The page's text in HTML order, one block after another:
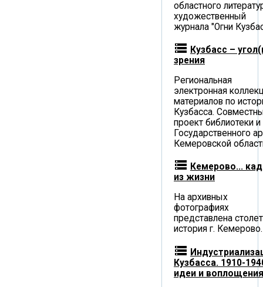
областного
художественный
журнала "Огни
storage Кузбасс –
зрения
Региональная
электронная
материалов по
Кузбасса.
проект библиотеки и
Государственного
Кемеровской
storage Кемерово...
из жизни
На архивных
фотографиях
представлена
история г. Кемерово.
storage
Кузбасса. 1910-
идеи и воплощения